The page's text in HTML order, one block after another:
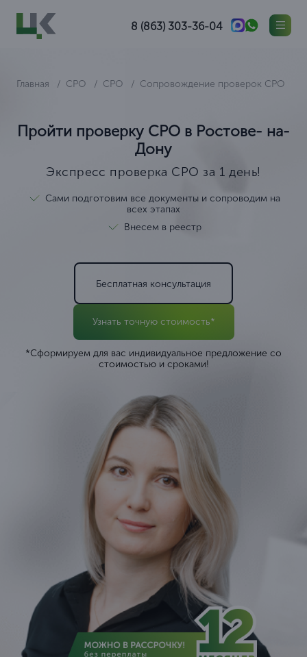
8 (863) 303-36-04
Главная СРО СРО Сопровождение проверок СРО
Пройти проверку СРО в Ростове- на-
Дону
Экспресс проверка СРО за 1 день!
Сами подготовим все документы и сопроводим на
всех этапах
Внесем в реестр
Бесплатная консультация
Узнать точную стоимость*
*Сформируем для вас индивидуальное предложение со
стоимостью и сроками!